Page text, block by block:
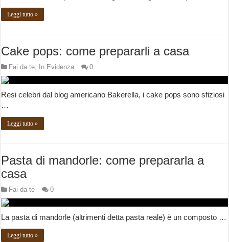
Leggi tutto »
Cake pops: come prepararli a casa
Fai da te, In Evidenza 0
Resi celebri dal blog americano Bakerella, i cake pops sono sfiziosi
…
Leggi tutto »
Pasta di mandorle: come prepararla a
casa
Fai da te 0
La pasta di mandorle (altrimenti detta pasta reale) è un composto …
Leggi tutto »